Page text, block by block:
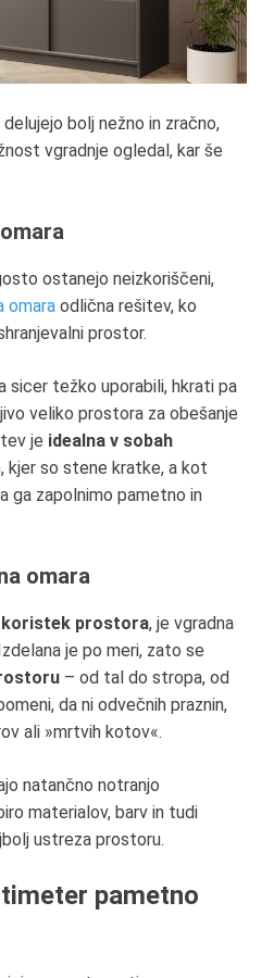
bolj nežno in zračno,
vgradnje ogledal, kar še
ostanejo neizkoriščeni,
omara odlična rešitev, ko
prostor.
sicer težko uporabili, hkrati pa
veliko prostora za obešanje
je idealna v sobah
kjer so stene kratke, a kot
ga zapolnimo pametno in
omara
prostora, je vgradna
je po meri, zato se
– od tal do stropa, od
da ni odvečnih praznin,
ali »mrtvih kotov«.
natančno notranjo
materialov, barv in tudi
ustreza prostoru.
pametno